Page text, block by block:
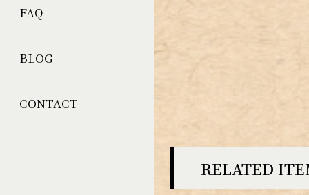
FAQ
BLOG
CONTACT
RELATED